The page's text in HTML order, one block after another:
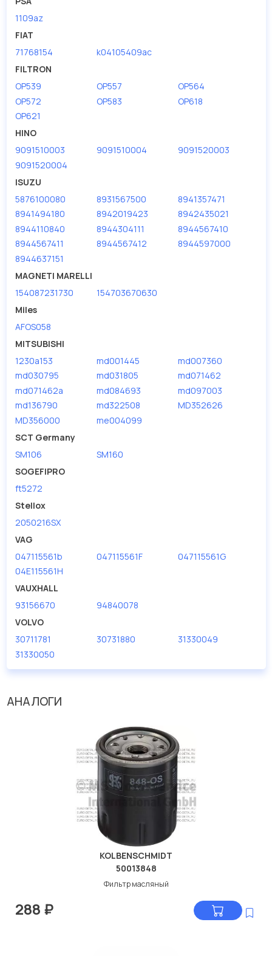
1109az
FIAT
71768154
k04105409ac
FILTRON
OP539
OP557
OP564
OP572
OP583
OP618
OP621
HINO
9091510003
9091510004
9091520003
9091520004
ISUZU
5876100080
8931567500
8941357471
8941494180
8942019423
8942435021
8944110840
8944304111
8944567410
8944567411
8944567412
8944597000
8944637151
MAGNETI MARELLI
154087231730
154703670630
Miles
AFOS058
MITSUBISHI
1230a153
md001445
md007360
md030795
md031805
md071462
md071462a
md084693
md097003
md136790
md322508
MD352626
MD356000
me004099
SCT Germany
SM106
SM160
SOGEFIPRO
ft5272
Stellox
2050216SX
VAG
047115561b
047115561F
047115561G
04E115561H
VAUXHALL
93156670
94840078
VOLVO
30711781
30731880
31330049
31330050
АНАЛОГИ
KOLBENSCHMIDT
50013848
Фильтр масляный
288 ₽